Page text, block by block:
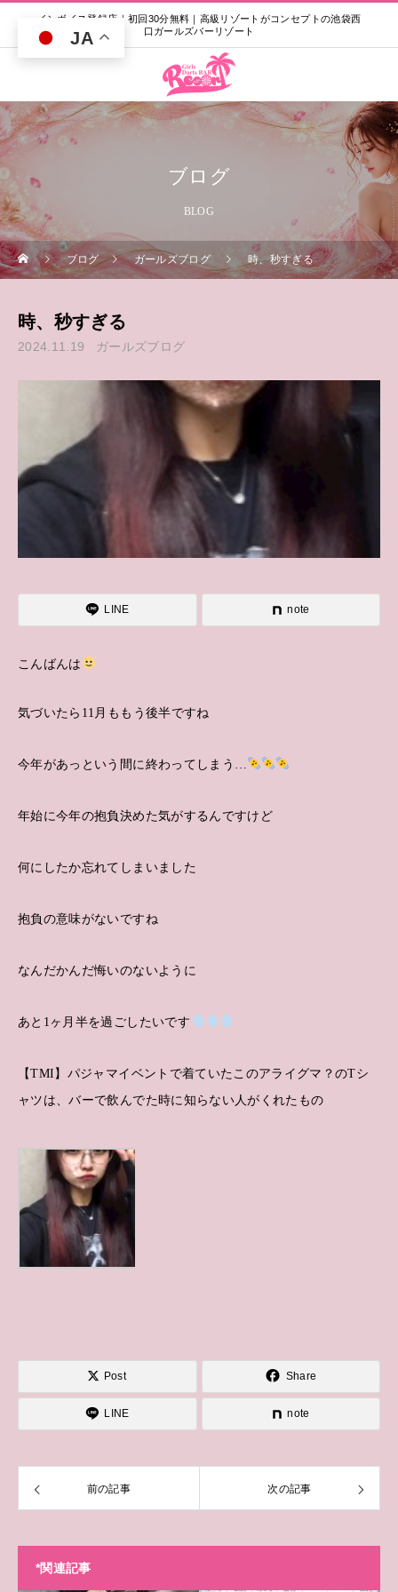
インボイス登録店｜初回30分無料｜高級リゾートがコンセプトの池袋西
口ガールズバーリゾート
ブログ
BLOG
ブログ ガールズブログ 時、秒すぎる
時、秒すぎる
2024.11.19 ガールズブログ
LINE note
こんばんは
気づいたら11月ももう後半ですね
今年があっという間に終わってしまう…
年始に今年の抱負決めた気がするんですけど
何にしたか忘れてしまいました
抱負の意味がないですね
なんだかんだ悔いのないように
あと1ヶ月半を過ごしたいです
【TMI】パジャマイベントで着ていたこのアライグマ？のTシ
ャツは、バーで飲んでた時に知らない人がくれたもの
Post Share
LINE note
前の記事 次の記事
*関連記事
JA